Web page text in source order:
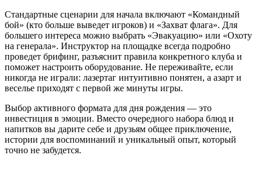
Стандартные сценарии для начала включают «Командный
бой» (кто больше выведет игроков) и «Захват флага». Для
большего интереса можно выбрать «Эвакуацию» или «Охоту
на генерала». Инструктор на площадке всегда подробно
проведет брифинг, разъяснит правила конкретного клуба и
поможет настроить оборудование. Не переживайте, если
никогда не играли: лазертаг интуитивно понятен, а азарт и
веселье приходят с первой же минуты игры.
Выбор активного формата для дня рождения — это
инвестиция в эмоции. Вместо очередного набора блюд и
напитков вы дарите себе и друзьям общее приключение,
истории для воспоминаний и уникальный опыт, который
точно не забудется.